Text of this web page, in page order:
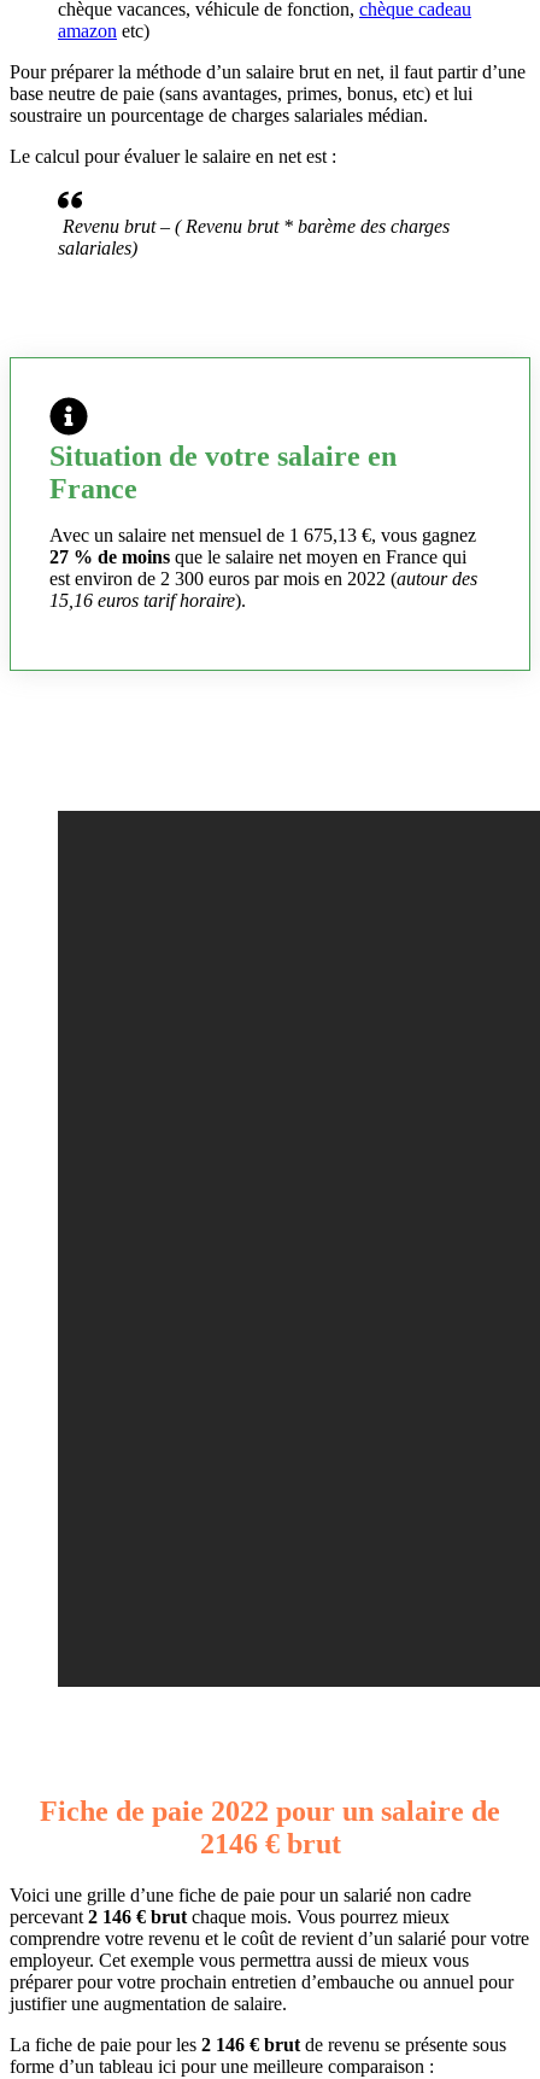
chèque vacances, véhicule de fonction, chèque cadeau
amazon etc)
Pour préparer la méthode d’un salaire brut en net, il faut partir d’une
base neutre de paie (sans avantages, primes, bonus, etc) et lui
soustraire un pourcentage de charges salariales médian.
Le calcul pour évaluer le salaire en net est :
Revenu brut – ( Revenu brut * barème des charges
salariales)
Situation de votre salaire en
France
Avec un salaire net mensuel de 1 675,13 €, vous gagnez
27 % de moins que le salaire net moyen en France qui
est environ de 2 300 euros par mois en 2022 (autour des
15,16 euros tarif horaire).
Fiche de paie 2022 pour un salaire de
2146 € brut
Voici une grille d’une fiche de paie pour un salarié non cadre
percevant 2 146 € brut chaque mois. Vous pourrez mieux
comprendre votre revenu et le coût de revient d’un salarié pour votre
employeur. Cet exemple vous permettra aussi de mieux vous
préparer pour votre prochain entretien d’embauche ou annuel pour
justifier une augmentation de salaire.
La fiche de paie pour les 2 146 € brut de revenu se présente sous
forme d’un tableau ici pour une meilleure comparaison :